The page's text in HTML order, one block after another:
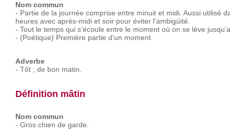
Nom commun
- Partie de la journée comprise entre minuit et midi. Aussi utilisé
heures avec après-midi et soir pour éviter l’ambigüité.
- Tout le temps qui s’écoule entre le moment où on se lève
- (Poétique) Première partie d’un moment.
Adverbe
- Tôt ; de bon matin.
Définition mâtin
Nom commun
- Gros chien de garde.